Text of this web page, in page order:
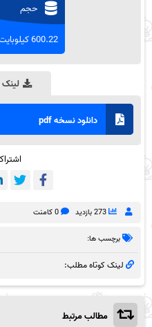
حجم
600.22 کیلوبایت
لینک
دانلود نسخه pdf
273 بازدید 0 کامنت
برچسب ها:
لینک کوتاه مطلب:
مطالب مرتبط